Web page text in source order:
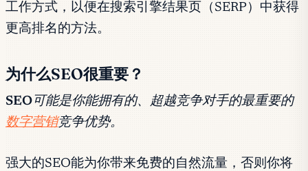
工作方式，以便在搜索引擎结果页（SERP）中获得
更高排名的方法。
为什么SEO很重要？
SEO 可能是你能拥有的、超越竞争对手的最重要的
数字营销竞争优势。
强大的SEO能为你带来免费的自然流量，否则你将